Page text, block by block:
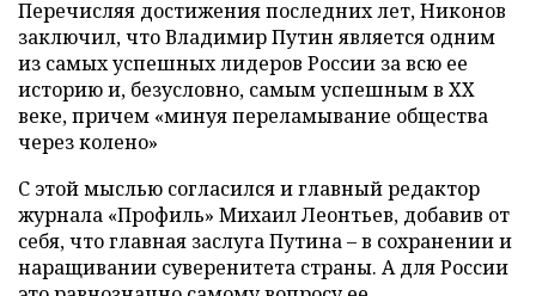
Перечисляя достижения последних лет, Никонов
заключил, что Владимир Путин является одним
из самых успешных лидеров России за всю ее
историю и, безусловно, самым успешным в XX
веке, причем «минуя переламывание общества
через колено»
С этой мыслью согласился и главный редактор
журнала «Профиль» Михаил Леонтьев, добавив от
себя, что главная заслуга Путина – в сохранении и
наращивании суверенитета страны. А для России